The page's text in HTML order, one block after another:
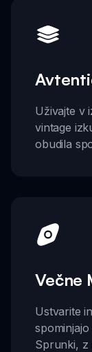
Uživajte v
vintage
obudila
Večne
Ustvarite
Sprunki, z